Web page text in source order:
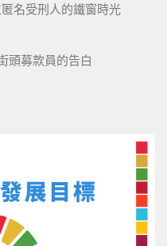
名受刑人的鐵窗時光
頭募款員的告白